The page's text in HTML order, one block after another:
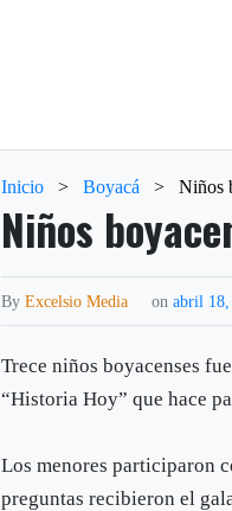
Inicio > Boyacá > Niños
Niños
ByExcelsio Media onabril
Trece niños boyacenses
“Historia Hoy” que hace
Los menores participaron
preguntas recibieron el